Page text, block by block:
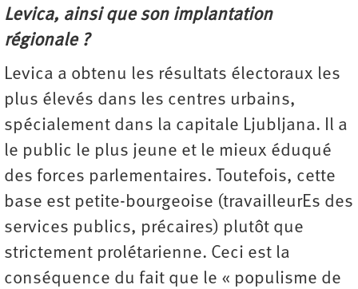
Levica, ainsi que son implantation
régionale ?
Levica a obtenu les résultats électoraux les
plus élevés dans les centres urbains,
spécialement dans la capitale Ljubljana. Il a
le public le plus jeune et le mieux éduqué
des forces parlementaires. Toutefois, cette
base est petite-bourgeoise (travailleurEs des
services publics, précaires) plutôt que
strictement prolétarienne. Ceci est la
conséquence du fait que le « populisme de